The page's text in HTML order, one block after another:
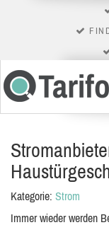
Kategorie: Strom
Immer wieder werden